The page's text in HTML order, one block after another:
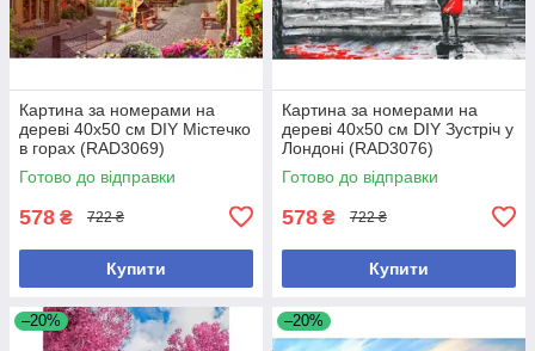
Картина за номерами на
дереві 40х50 см DIY Містечко
в горах (RAD3069)
Готово до відправки
578 ₴ 722 ₴
Купити
Картина за номерами на
дереві 40х50 см DIY Зустріч у
Лондоні (RAD3076)
Готово до відправки
578 ₴ 722 ₴
Купити
–20% –20%